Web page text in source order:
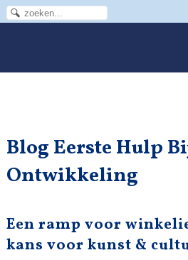
Blog Eerste Hulp
Ontwikkeling
Een ramp voor
kans voor kunst &